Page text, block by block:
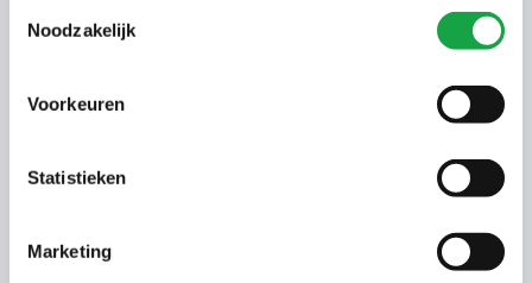
Noodzakelijk
Voorkeuren
Statistieken
Marketing
van een migratieroute.
ontvangstbevestiging. U mag dan na één maand
beginnen met kappen. De kap moet binnen 14
niet, dan moet u opnieuw melden. Als wij het